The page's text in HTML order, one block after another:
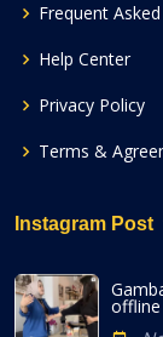
Frequent
Help Center
Privacy Policy
Terms &
Instagram Post
offline